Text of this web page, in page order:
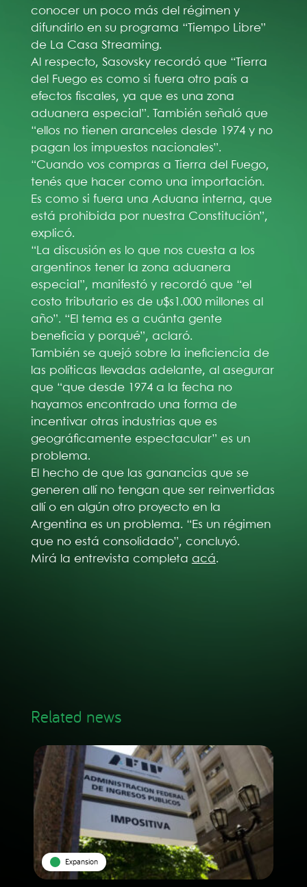
conocer un poco más del régimen y
difundirlo en su programa “Tiempo Libre”
de La Casa Streaming.
Al respecto, Sasovsky recordó que “Tierra
del Fuego es como si fuera otro país a
efectos fiscales, ya que es una zona
aduanera especial”. También señaló que
“ellos no tienen aranceles desde 1974 y no
pagan los impuestos nacionales”.
“Cuando vos compras a Tierra del Fuego,
tenés que hacer como una importación.
Es como si fuera una Aduana interna, que
está prohibida por nuestra Constitución”,
explicó.
“La discusión es lo que nos cuesta a los
argentinos tener la zona aduanera
especial”, manifestó y recordó que “el
costo tributario es de u$s1.000 millones al
año”. “El tema es a cuánta gente
beneficia y porqué”, aclaró.
También se quejó sobre la ineficiencia de
las políticas llevadas adelante, al asegurar
que “que desde 1974 a la fecha no
hayamos encontrado una forma de
incentivar otras industrias que es
geográficamente espectacular” es un
problema.
El hecho de que las ganancias que se
generen allí no tengan que ser reinvertidas
allí o en algún otro proyecto en la
Argentina es un problema. “Es un régimen
que no está consolidado”, concluyó.
Mirá la entrevista completa acá.
Related news
Expansion